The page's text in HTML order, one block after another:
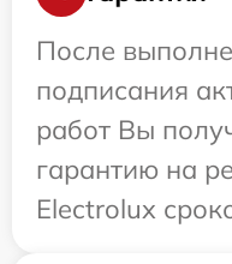
После
подписания
работ Вы
гарантию на
Electrolux